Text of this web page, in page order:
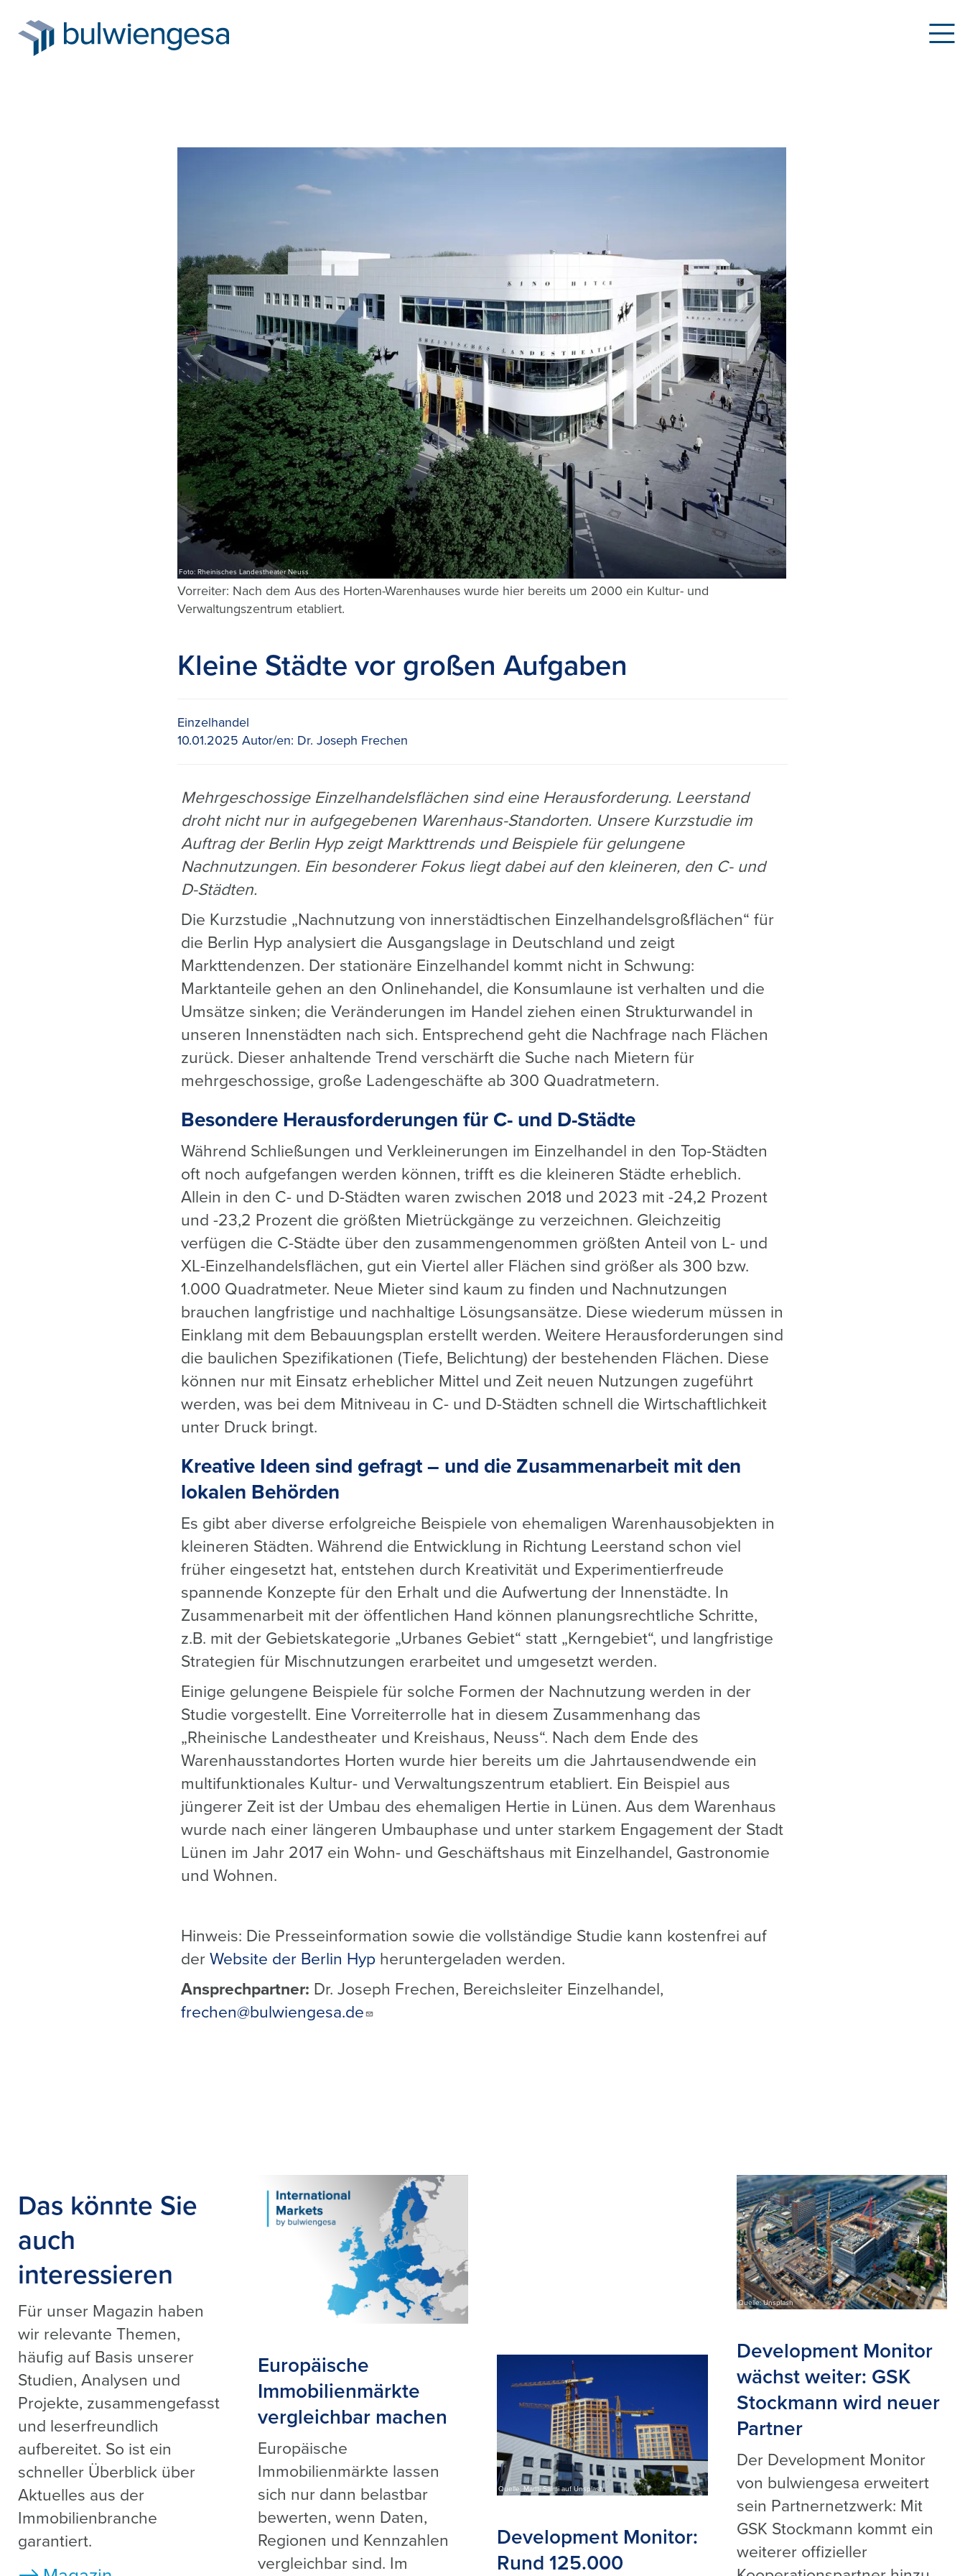
Foto: Rheinisches Landestheater Neuss
Vorreiter: Nach dem Aus des Horten-Warenhauses wurde hier bereits um 2000 ein Kultur- und
Verwaltungszentrum etabliert.
Kleine Städte vor großen Aufgaben
Einzelhandel
10.01.2025Autor/en: Dr. Joseph Frechen
Mehrgeschossige Einzelhandelsflächen sind eine Herausforderung. Leerstand
droht nicht nur in aufgegebenen Warenhaus-Standorten. Unsere Kurzstudie im
Auftrag der Berlin Hyp zeigt Markttrends und Beispiele für gelungene
Nachnutzungen. Ein besonderer Fokus liegt dabei auf den kleineren, den C- und
D-Städten.
Die Kurzstudie „Nachnutzung von innerstädtischen Einzelhandelsgroßflächen“ für
die Berlin Hyp analysiert die Ausgangslage in Deutschland und zeigt
Markttendenzen. Der stationäre Einzelhandel kommt nicht in Schwung:
Marktanteile gehen an den Onlinehandel, die Konsumlaune ist verhalten und die
Umsätze sinken; die Veränderungen im Handel ziehen einen Strukturwandel in
unseren Innenstädten nach sich. Entsprechend geht die Nachfrage nach Flächen
zurück. Dieser anhaltende Trend verschärft die Suche nach Mietern für
mehrgeschossige, große Ladengeschäfte ab 300 Quadratmetern.
Besondere Herausforderungen für C- und D-Städte
Während Schließungen und Verkleinerungen im Einzelhandel in den Top-Städten
oft noch aufgefangen werden können, trifft es die kleineren Städte erheblich.
Allein in den C- und D-Städten waren zwischen 2018 und 2023 mit -24,2 Prozent
und -23,2 Prozent die größten Mietrückgänge zu verzeichnen. Gleichzeitig
verfügen die C-Städte über den zusammengenommen größten Anteil von L- und
XL-Einzelhandelsflächen, gut ein Viertel aller Flächen sind größer als 300 bzw.
1.000 Quadratmeter. Neue Mieter sind kaum zu finden und Nachnutzungen
brauchen langfristige und nachhaltige Lösungsansätze. Diese wiederum müssen in
Einklang mit dem Bebauungsplan erstellt werden. Weitere Herausforderungen sind
die baulichen Spezifikationen (Tiefe, Belichtung) der bestehenden Flächen. Diese
können nur mit Einsatz erheblicher Mittel und Zeit neuen Nutzungen zugeführt
werden, was bei dem Mitniveau in C- und D-Städten schnell die Wirtschaftlichkeit
unter Druck bringt.
Kreative Ideen sind gefragt – und die Zusammenarbeit mit den
lokalen Behörden
Es gibt aber diverse erfolgreiche Beispiele von ehemaligen Warenhausobjekten in
kleineren Städten. Während die Entwicklung in Richtung Leerstand schon viel
früher eingesetzt hat, entstehen durch Kreativität und Experimentierfreude
spannende Konzepte für den Erhalt und die Aufwertung der Innenstädte. In
Zusammenarbeit mit der öffentlichen Hand können planungsrechtliche Schritte,
z.B. mit der Gebietskategorie „Urbanes Gebiet“ statt „Kerngebiet“, und langfristige
Strategien für Mischnutzungen erarbeitet und umgesetzt werden.
Einige gelungene Beispiele für solche Formen der Nachnutzung werden in der
Studie vorgestellt. Eine Vorreiterrolle hat in diesem Zusammenhang das
„Rheinische Landestheater und Kreishaus, Neuss“. Nach dem Ende des
Warenhausstandortes Horten wurde hier bereits um die Jahrtausendwende ein
multifunktionales Kultur- und Verwaltungszentrum etabliert. Ein Beispiel aus
jüngerer Zeit ist der Umbau des ehemaligen Hertie in Lünen. Aus dem Warenhaus
wurde nach einer längeren Umbauphase und unter starkem Engagement der Stadt
Lünen im Jahr 2017 ein Wohn- und Geschäftshaus mit Einzelhandel, Gastronomie
und Wohnen.
Hinweis: Die Presseinformation sowie die vollständige Studie kann kostenfrei auf
derWebsite der Berlin Hyp heruntergeladen werden.
Ansprechpartner: Dr. Joseph Frechen, Bereichsleiter Einzelhandel,
frechen@bulwiengesa.de
Das könnte Sie
auch
interessieren
Für unser Magazin haben
wir relevante Themen,
häufig auf Basis unserer
Studien, Analysen und
Projekte, zusammengefasst
und leserfreundlich
aufbereitet. So ist ein
schneller Überblick über
Aktuelles aus der
Immobilienbranche
garantiert.
Europäische
Immobilienmärkte
vergleichbar machen
Europäische
Immobilienmärkte lassen
sich nur dann belastbar
bewerten, wenn Daten,
Regionen und Kennzahlen
vergleichbar sind. Im
Quelle: Martti Salmi auf Unsplash
Development Monitor:
Rund 125.000
Quelle: Unsplash
Development Monitor
wächst weiter: GSK
Stockmann wird neuer
Partner
Der Development Monitor
von bulwiengesa erweitert
sein Partnernetzwerk: Mit
GSK Stockmann kommt ein
weiterer offizieller